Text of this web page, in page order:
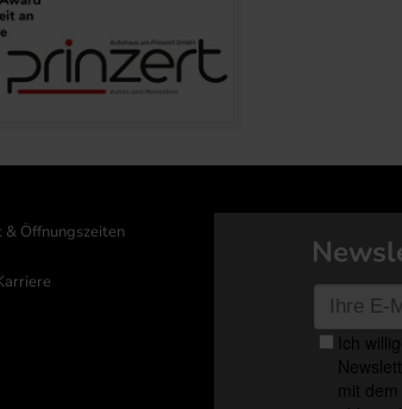
& Öffnungszeiten